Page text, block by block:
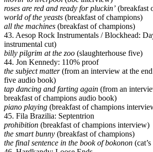
roses are red and ready for pluckin’ (breakfast
world of the yeasts (breakfast of champions)
all the machines (breakfast of champions)
43. Aesop Rock Instrumentals / Blockhead:
instrumental cut)
billy pilgrim at the zoo (slaughterhouse five)
44. Jon Kennedy: 110% proof
the subject matter(from an interview at the
five audio book)
tap dancing and farting again (from an
breakfast of champions audio book)
piano playing (breakfast of champions
45. Fila Brazilia: Septentrion
prohibition (breakfast of champions interview)
the smart bunny (breakfast of champions)
the final sentence in the book of bokonon